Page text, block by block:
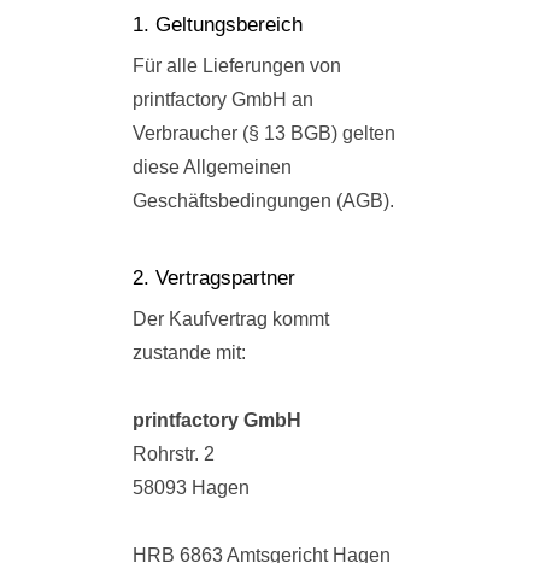
1. Geltungsbereich
Für alle Lieferungen von
printfactory GmbH an
Verbraucher (§ 13 BGB) gelten
diese Allgemeinen
Geschäftsbedingungen (AGB).
2. Vertragspartner
Der Kaufvertrag kommt
zustande mit:
printfactory GmbH
Rohrstr. 2
58093 Hagen
HRB 6863 Amtsgericht Hagen